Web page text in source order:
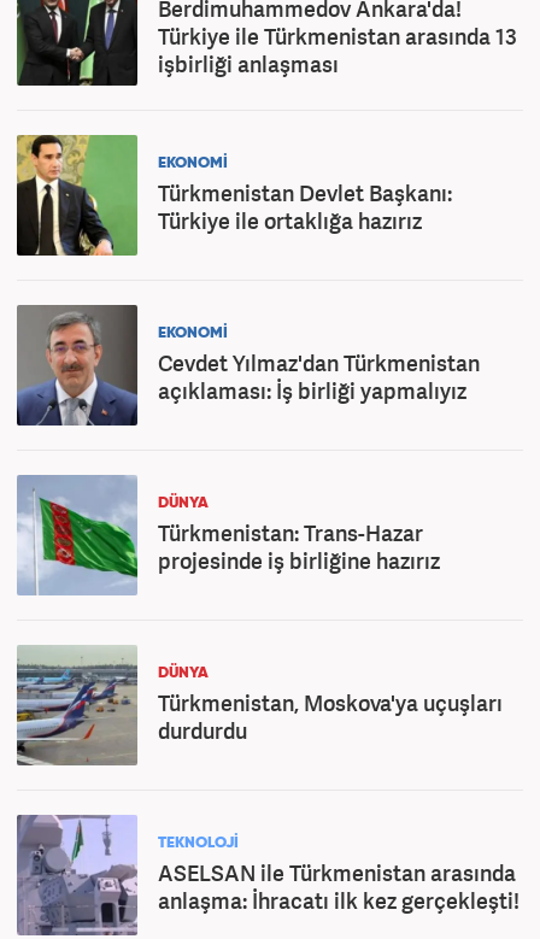
Berdimuhammedov Ankara'da!
Türkiye ile Türkmenistan arasında 13
işbirliği anlaşması
EKONOMİ
Türkmenistan Devlet Başkanı:
Türkiye ile ortaklığa hazırız
EKONOMİ
Cevdet Yılmaz'dan Türkmenistan
açıklaması: İş birliği yapmalıyız
DÜNYA
Türkmenistan: Trans-Hazar
projesinde iş birliğine hazırız
DÜNYA
Türkmenistan, Moskova'ya uçuşları
durdurdu
TEKNOLOJİ
ASELSAN ile Türkmenistan arasında
anlaşma: İhracatı ilk kez gerçekleşti!